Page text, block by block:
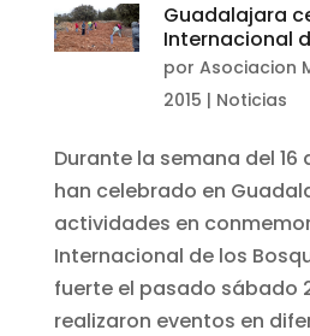
Guadalajara
Internacional
porAsociacion
2015 | Noticias
Durante la semana del 16
han celebrado en
actividades en
Internacional de los
fuerte el pasado sábado
realizaron eventos en